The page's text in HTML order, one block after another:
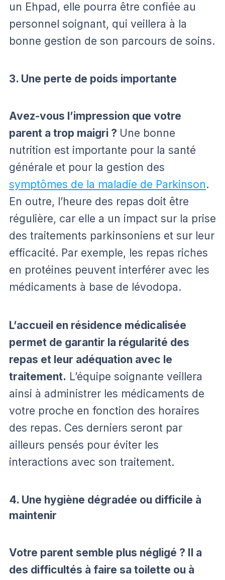
un Ehpad, elle pourra être confiée au
personnel soignant, qui veillera à la
bonne gestion de son parcours de soins.
3. Une perte de poids importante
Avez-vous l’impression que votre
parent a trop maigri ? Une bonne
nutrition est importante pour la santé
générale et pour la gestion des
symptômes de la maladie de Parkinson.
En outre, l’heure des repas doit être
régulière, car elle a un impact sur la prise
des traitements parkinsoniens et sur leur
efficacité. Par exemple, les repas riches
en protéines peuvent interférer avec les
médicaments à base de lévodopa.
L’accueil en résidence médicalisée
permet de garantir la régularité des
repas et leur adéquation avec le
traitement. L’équipe soignante veillera
ainsi à administrer les médicaments de
votre proche en fonction des horaires
des repas. Ces derniers seront par
ailleurs pensés pour éviter les
interactions avec son traitement.
4. Une hygiène dégradée ou difficile à
maintenir
Votre parent semble plus négligé ? Il a
des difficultés à faire sa toilette ou à